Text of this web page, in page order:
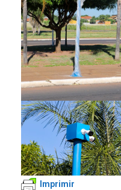
Imprimir